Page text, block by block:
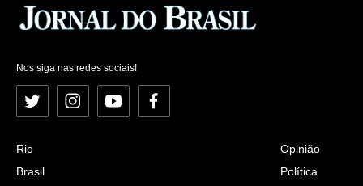
Nos siga nas redes sociais!
Twitter InstagramYouTubeFacebook
Rio
Brasil
Opinião
Política